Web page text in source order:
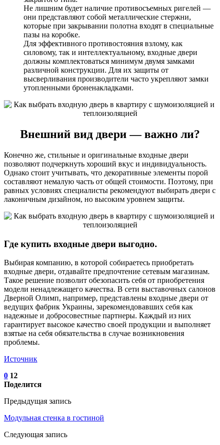
Не лишним будет наличие противосъемных ригелей —
они представляют собой металлические стержни,
которые при закрывании полотна входят в специальные
пазы на коробке.
Для эффективного противостояния взлому, как
силовому, так и интеллектуальному, входные двери
должны комплектоваться минимум двумя замками
различной конструкции. Для их защиты от
высверливания производители часто укрепляют замки
утопленными броненакладками.
Внешний вид двери — важно ли?
Конечно же, стильные и оригинальные входные двери
позволяют подчеркнуть хороший вкус и индивидуальность.
Однако стоит учитывать, что декоративные элементы порой
составляют немалую часть от общей стоимости. Поэтому, при
равных условиях специалисты рекомендуют выбирать двери с
лаконичным дизайном, но высоким уровнем защиты.
Где купить входные двери выгодно.
Выбирая компанию, в которой собираетесь приобретать
входные двери, отдавайте предпочтение сетевым магазинам.
Такое решение позволит обезопасить себя от приобретения
модели ненадлежащего качества. В сети выставочных салонов
Дверной Олимп, например, представлены входные двери от
ведущих фабрик Украины, зарекомендовавших себя как
надежные и добросовестные партнеры. Каждый из них
гарантирует высокое качество своей продукции и выполняет
взятые на себя обязательства в случае возникновения
проблемы.
Источник
0 12
Поделится
Предыдущая запись
Модульная стенка в гостиной
Следующая запись